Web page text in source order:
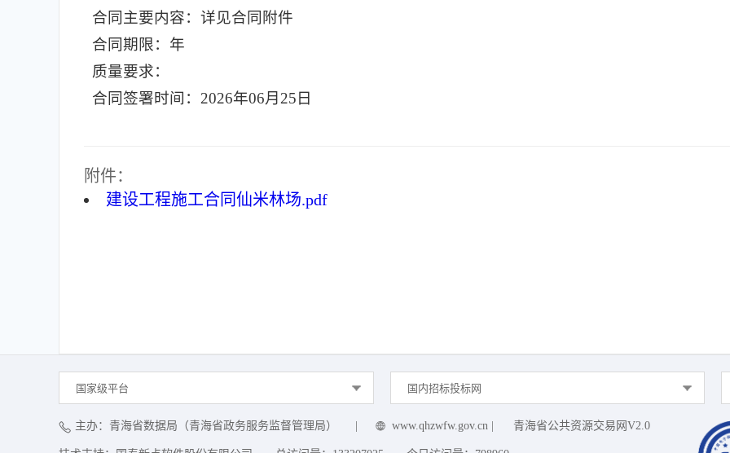
合同主要内容：详见合同附件
合同期限：年
质量要求：
合同签署时间：2026年06月25日
附件：
建设工程施工合同仙米林场.pdf
国家级平台 国内招标投标网
主办：青海省数据局（青海省政务服务监督管理局） www.qhzwfw.gov.cn 青海省公共资源交易网V2.0